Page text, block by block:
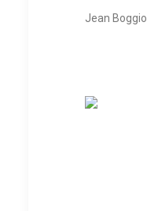
Jean Boggio